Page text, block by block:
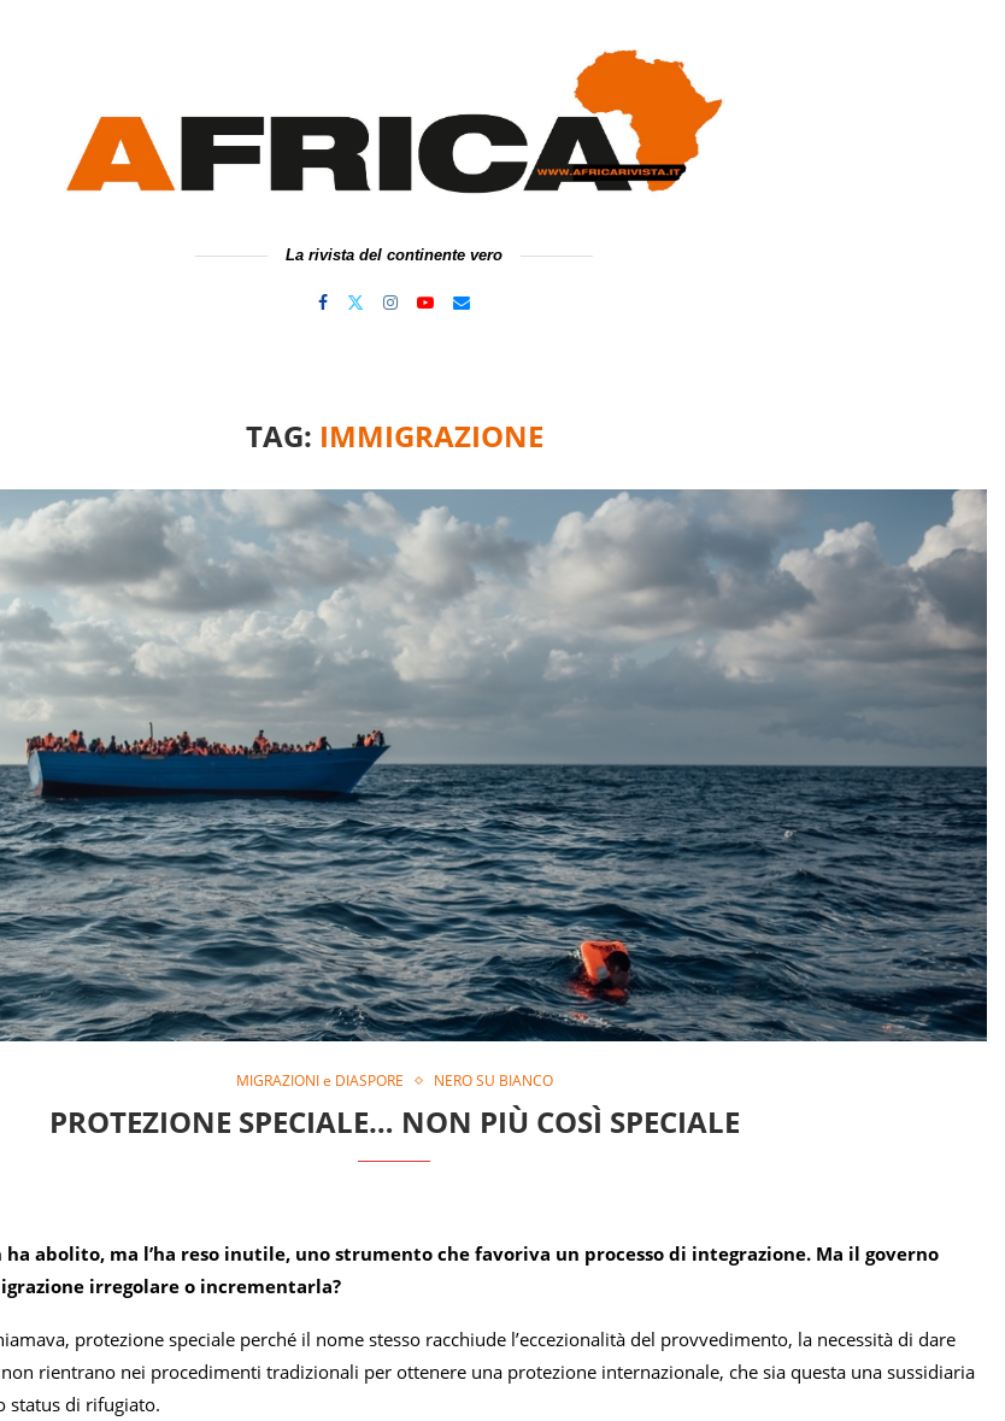
La rivista del continente vero
TAG: IMMIGRAZIONE
MIGRAZIONI e DIASPORE NERO SU BIANCO
PROTEZIONE SPECIALE… NON PIÙ COSÌ SPECIALE
ha abolito, ma l’ha reso inutile, uno strumento che favoriva un processo di integrazione. Ma il governo
irregolare o incrementarla?
protezione speciale perché il nome stesso racchiude l’eccezionalità del provvedimento, la necessità di dare
rientrano nei procedimenti tradizionali per ottenere una protezione internazionale, che sia questa una sussidiaria
status di rifugiato.